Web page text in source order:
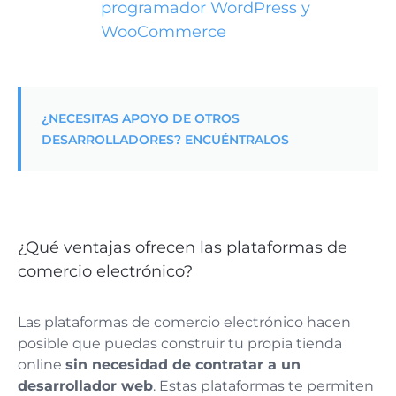
programador WordPress y
WooCommerce
¿NECESITAS APOYO DE OTROS
DESARROLLADORES? ENCUÉNTRALOS
¿Qué ventajas ofrecen las plataformas de
comercio electrónico?
Las plataformas de comercio electrónico hacen
posible que puedas construir tu propia tienda
online sin necesidad de contratar a un
desarrollador web. Estas plataformas te permiten